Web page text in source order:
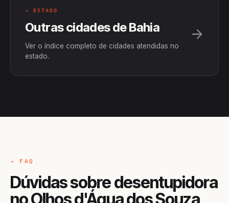
→ ESTADO
Outras cidades de Bahia
Ver o índice completo de cidades atendidas no
estado.
→ FAQ
Dúvidas sobre desentupidora